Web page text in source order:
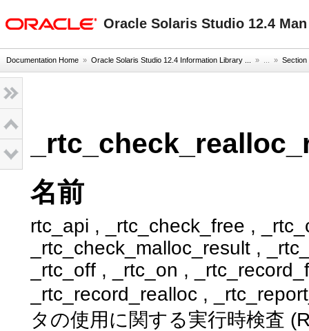
Oracle Solaris Studio 12.4
Documentation Home » Oracle Solaris Studio 12.4 Information Library ... » ... »
名前
rtc_api , _rtc_check_free ,
_rtc_check_malloc_result ,
_rtc_off , _rtc_on ,
_rtc_record_realloc ,
タの使用に関する実行時検査